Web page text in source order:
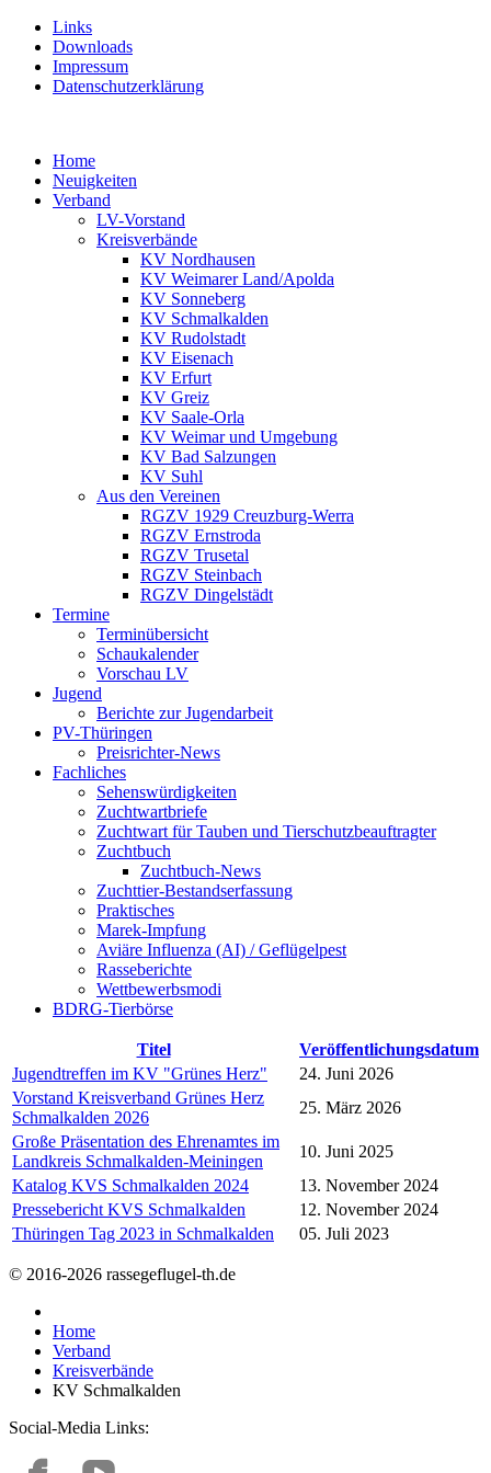
Links
Downloads
Impressum
Datenschutzerklärung
Home
Neuigkeiten
Verband
LV-Vorstand
Kreisverbände
KV Nordhausen
KV Weimarer Land/Apolda
KV Sonneberg
KV Schmalkalden
KV Rudolstadt
KV Eisenach
KV Erfurt
KV Greiz
KV Saale-Orla
KV Weimar und Umgebung
KV Bad Salzungen
KV Suhl
Aus den Vereinen
RGZV 1929 Creuzburg-Werra
RGZV Ernstroda
RGZV Trusetal
RGZV Steinbach
RGZV Dingelstädt
Termine
Terminübersicht
Schaukalender
Vorschau LV
Jugend
Berichte zur Jugendarbeit
PV-Thüringen
Preisrichter-News
Fachliches
Sehenswürdigkeiten
Zuchtwartbriefe
Zuchtwart für Tauben und Tierschutzbeauftragter
Zuchtbuch
Zuchtbuch-News
Zuchttier-Bestandserfassung
Praktisches
Marek-Impfung
Aviäre Influenza (AI) / Geflügelpest
Rasseberichte
Wettbewerbsmodi
BDRG-Tierbörse
Titel
Veröffentlichungsdatum
Jugendtreffen im KV "Grünes Herz"
24. Juni 2026
Vorstand Kreisverband Grünes Herz
Schmalkalden 2026
25. März 2026
Große Präsentation des Ehrenamtes im
Landkreis Schmalkalden-Meiningen
10. Juni 2025
Katalog KVS Schmalkalden 2024
13. November 2024
Pressebericht KVS Schmalkalden
12. November 2024
Thüringen Tag 2023 in Schmalkalden
05. Juli 2023
© 2016-2026 rassegeflugel-th.de
Home
Verband
Kreisverbände
KV Schmalkalden
Social-Media Links: